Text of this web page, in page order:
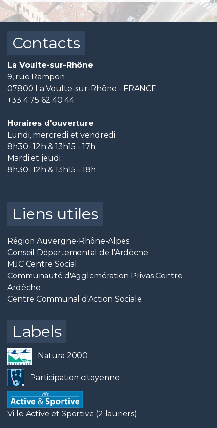
Contacts
La Voulte-sur-Rhône
9, rue Rampon
07800 La Voulte-sur-Rhône - FRANCE
+33 4 75 62 40 44
Horaires d'ouverture
Lundi, mercredi et vendredi :
8h30- 12h & 13h15 - 17h
Mardi et jeudi :
8h30- 12h & 13h15 - 18h
Liens utiles
Région Auvergne-Rhône-Alpes
Conseil Départemental de l'Ardèche
MJC Centre Social
Communauté d'Agglomération Privas Centre
Ardèche
Centre Communal d'Action Sociale
Labels
Natura 2000
Participation citoyenne
Ville Active et Sportive (2 lauriers)